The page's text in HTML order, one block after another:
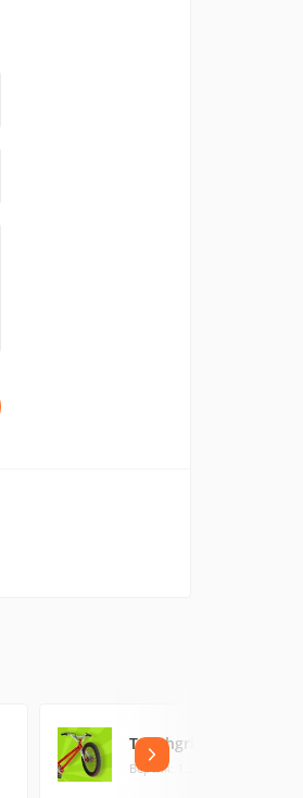
Touchgrind BMX
Версия: 1.39 (124.08 МБ)